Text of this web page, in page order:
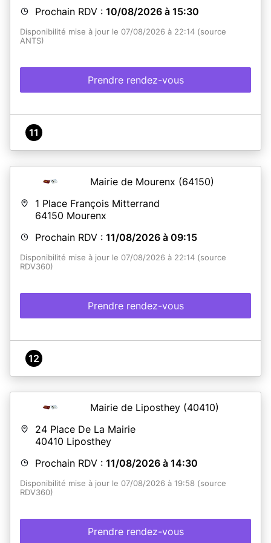
Prochain RDV : 10/08/2026 à 15:30
Disponibilité mise à jour le 07/08/2026 à 22:14 (source
ANTS)
Prendre rendez-vous
11
Mairie de Mourenx (64150)
1 Place François Mitterrand
64150 Mourenx
Prochain RDV : 11/08/2026 à 09:15
Disponibilité mise à jour le 07/08/2026 à 22:14 (source
RDV360)
Prendre rendez-vous
12
Mairie de Liposthey (40410)
24 Place De La Mairie
40410 Liposthey
Prochain RDV : 11/08/2026 à 14:30
Disponibilité mise à jour le 07/08/2026 à 19:58 (source
RDV360)
Prendre rendez-vous